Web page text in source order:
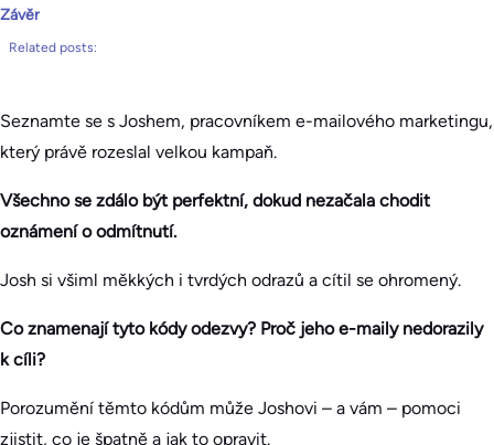
Závěr
Related posts:
Seznamte se s Joshem, pracovníkem e-mailového marketingu,
který právě rozeslal velkou kampaň.
Všechno se zdálo být perfektní, dokud nezačala chodit
oznámení o odmítnutí.
Josh si všiml měkkých i tvrdých odrazů a cítil se ohromený.
Co znamenají tyto kódy odezvy? Proč jeho e-maily nedorazily
k cíli?
Porozumění těmto kódům může Joshovi – a vám – pomoci
zjistit, co je špatně a jak to opravit.